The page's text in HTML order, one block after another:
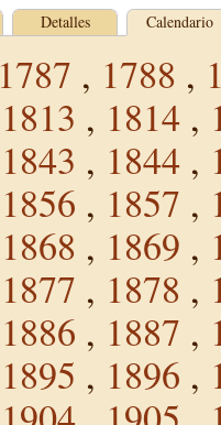
Detalles Calendario
1787 , 1788 ,
1813 , 1814 ,
1843 , 1844 ,
1856 , 1857 ,
1868 , 1869 ,
1877 , 1878 ,
1886 , 1887 ,
1895 , 1896 ,